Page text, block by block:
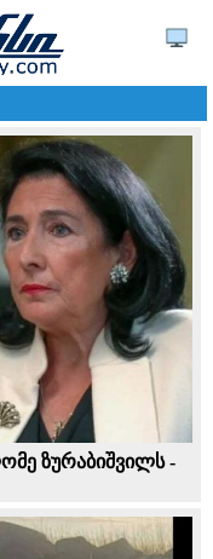
ზურაბიშვილს -